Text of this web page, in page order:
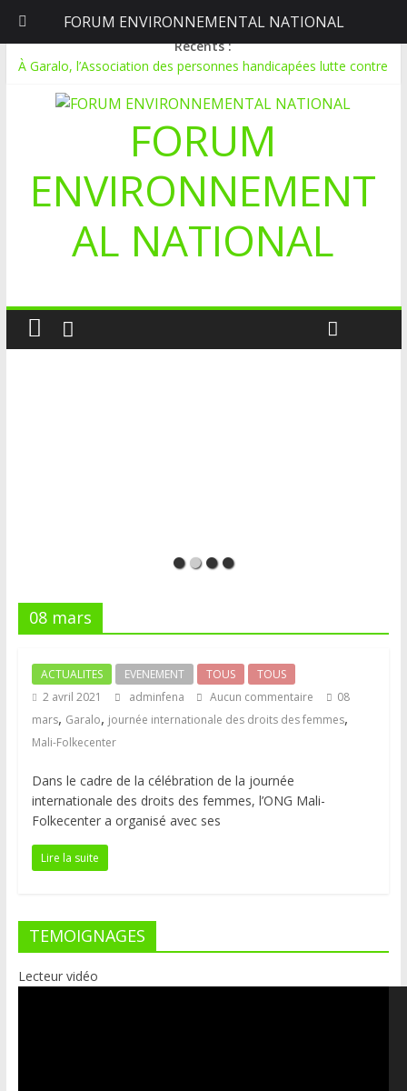
jeudi, août 6, 2026
Récents :
À Garalo, l’Association des personnes handicapées lutte contre
APPEL A CANDIDATURE POUR UN STAGE EN
Le blogging au service de l’écologie : Benbere montre la voie
Mali-Folkecenter Nyetaa initie 20 jeunes à la protection de
l’environnement
FORUM
ENVIRONNEMENT
AL NATIONAL
08 mars
ACTUALITES EVENEMENT TOUS
TOUS
2 avril 2021
adminfena Aucun commentaire
08
mars, Garalo, journée internationale des droits des femmes,
Mali-Folkecenter
Dans le cadre de la célébration de la journée
internationale des droits des femmes, l’ONG Mali-
Folkecenter a organisé avec ses
Lire la suite
TEMOIGNAGES
Lecteur vidéo
FORUM ENVIRONNEMENTAL NATIONAL